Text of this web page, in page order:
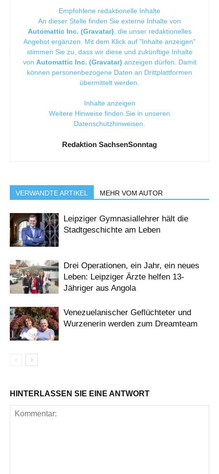
Empfohlene redaktionelle Inhalte
An dieser Stelle finden Sie externe Inhalte von
Automattic Inc. (Gravatar), die unser redaktionelles
Angebot ergänzen. Mit dem Klick auf "Inhalte anzeigen"
stimmen Sie zu, dass wir diese und zukünftige Inhalte
von Automattic Inc. (Gravatar) anzeigen dürfen. Damit
können personenbezogene Daten an Drittplattformen
übermittelt werden.
Inhalte anzeigen
Weitere Hinweise finden Sie in unseren
Datenschutzhinweisen.
Redaktion SachsenSonntag
VERWANDTE ARTIKEL MEHR VOM AUTOR
Leipziger Gymnasiallehrer hält die
Stadtgeschichte am Leben
Drei Operationen, ein Jahr, ein neues
Leben: Leipziger Ärzte helfen 13-
Jähriger aus Angola
Venezuelanischer Geflüchteter und
Wurzenerin werden zum Dreamteam
HINTERLASSEN SIE EINE ANTWORT